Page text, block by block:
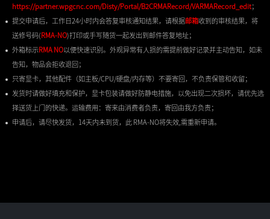
https://partner.wpgcnc.com/Disty/Portal/B2CRMARecord/VARMARecord_edit；
提交申请后，工作日24小时内会答复审核通知结果，请根据邮箱收到的审核结果，将
送修号码(RMA-NO)打印或手写随货一起发出到邮件答复地址；
外箱标示RMA NO以便快速识别。外观异常有人损的需提前做好记录并主动告知，如未
告知，物品会拒收退回；
只寄显卡，其他配件（如主板/CPU/硬盘/内存等）不要寄回，不负责保管和收留；
发货时请做好填充和保护，显卡包装请做好防静电措施，以免出现二次损坏，请优先选
择送货上门的快递。运输费用：寄来由消费者负责，寄回由我方负责；
申请后，请尽快发货，14天内未到货，此 RMA-NO将失效,需重新申请。